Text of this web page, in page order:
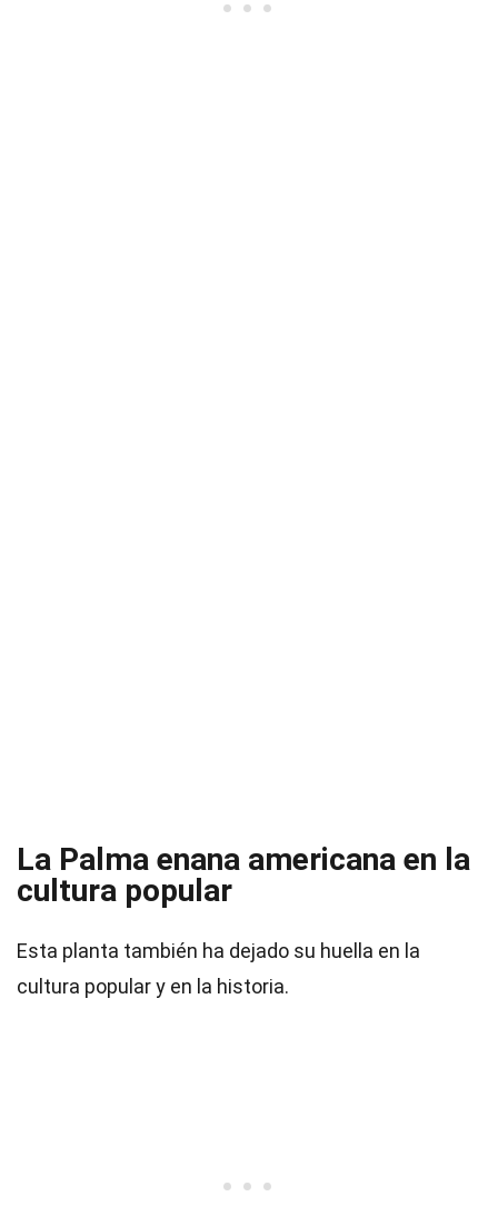
La Palma enana americana en la
cultura popular
Esta planta también ha dejado su huella en la
cultura popular y en la historia.